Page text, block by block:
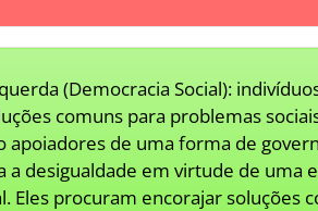
(Democracia Social):
comuns para problemas
apoiadores de uma forma de
a desigualdade em virtude de uma
Eles procuram encorajar soluções